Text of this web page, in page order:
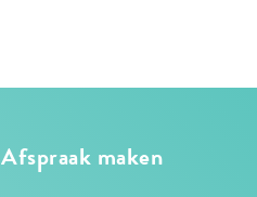
Afspraak maken